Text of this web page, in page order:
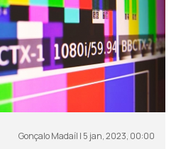
Gonçalo Madaíl | 5 jan, 2023, 00:00